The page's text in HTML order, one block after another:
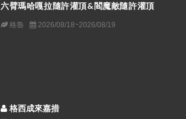
六臂瑪哈嘎拉隨許灌頂&閻魔敵隨許灌頂
格魯 2026/08/18~2026/08/19
格西成來嘉措